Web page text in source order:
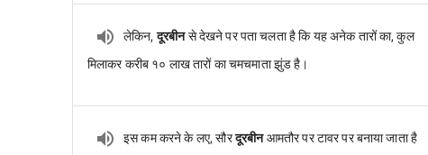
लेकिन,दूरबीनसे देखने पर पता चलता है कि यह अनेक तारों का, कुल
मिलाकर करीब १० लाख तारों का चमचमाता झुंड है।
इस कम करने के लए, सौरदूरबीनआमतौर पर टावर पर बनाया जाता है